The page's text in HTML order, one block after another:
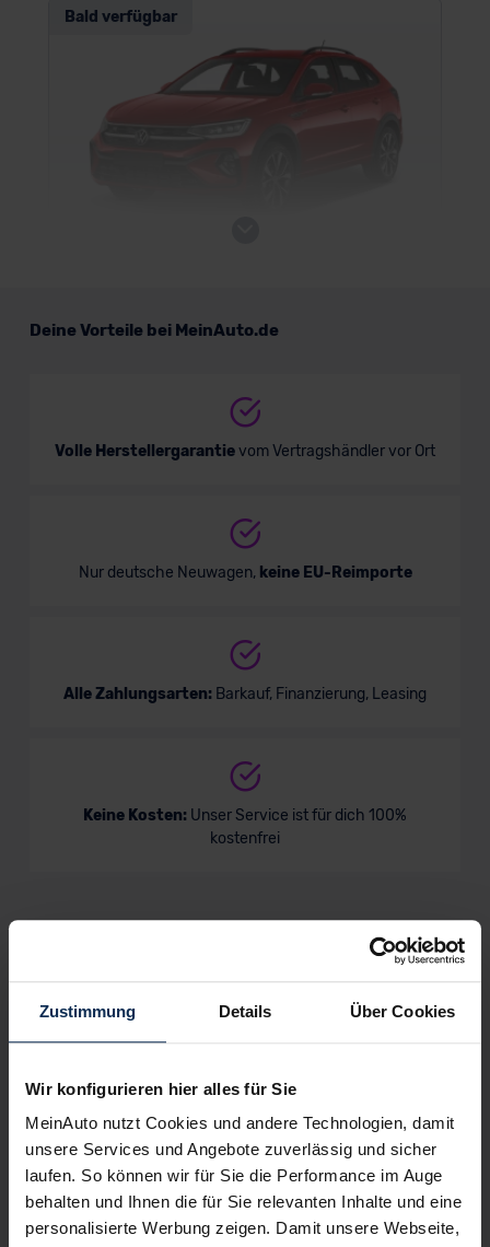
Zustimmung Details Über Cookies
Wir konfigurieren hier alles für Sie
MeinAuto nutzt Cookies und andere Technologien, damit
unsere Services und Angebote zuverlässig und sicher
laufen. So können wir für Sie die Performance im Auge
behalten und Ihnen die für Sie relevanten Inhalte und eine
personalisierte Werbung zeigen. Damit unsere Webseite,
Bald verfügbar
Verkauf startet in Kürze
Deine Vorteile bei MeinAuto.de
Volle Herstellergarantievom Vertragshändler vor Ort
Nur deutsche Neuwagen, keine EU-Reimporte
Alle Zahlungsarten: Barkauf, Finanzierung, Leasing
Keine Kosten: Unser Service ist für dich 100%
kostenfrei
MeinAuto.de hat langjährige Erfahrungen auf dem
Neuwagenmarkt in Deutschland. Unsere Kunden haben
bewerten unsere Arbeit positiv.
Sehen Sie sich unsere Bewertungen an: